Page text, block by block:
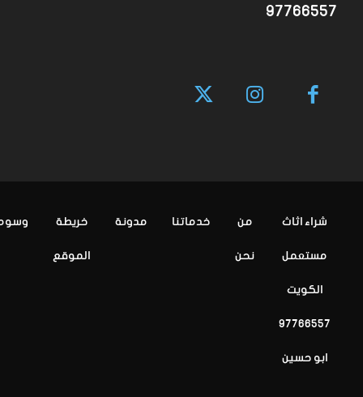
97766557
شراء اثاث
مستعمل
الكويت
97766557
ابو حسين
من
نحن
خدماتنا مدونة خريطة
الموقع